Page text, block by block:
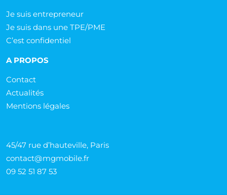
Je suis entrepreneur
Je suis dans une TPE/PME
C’est confidentiel
A PROPOS
Contact
Actualités
Mentions légales
45/47 rue d’hauteville, Paris
contact@mgmobile.fr
09 52 51 87 53